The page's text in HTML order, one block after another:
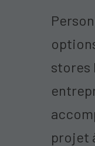
stores
projet